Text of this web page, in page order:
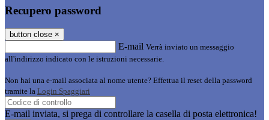
Recupero password
button close ×
E-mail Verrà inviato un messaggio
all'indirizzo indicato con le istruzioni necessarie.
Non hai una e-mail associata al nome utente? Effettua il reset della password
tramite la Login Spaggiari
E-mail inviata, si prega di controllare la casella di posta elettronica!